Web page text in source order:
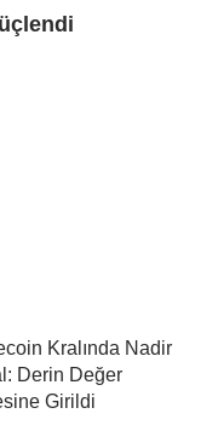
Kralında Nadir
Derin Değer
Girildi